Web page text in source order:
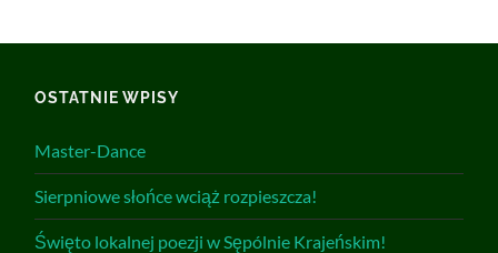
OSTATNIE WPISY
Master-Dance
Sierpniowe słońce wciąż rozpieszcza!
Święto lokalnej poezji w Sępólnie Krajeńskim!